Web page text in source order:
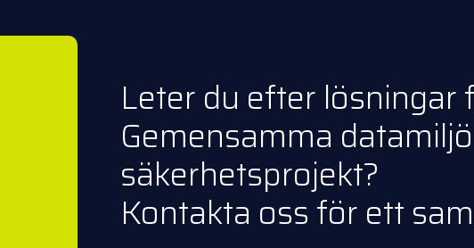
Leter du efter
Gemensamma
säkerhetsprojekt?
Kontakta oss för ett